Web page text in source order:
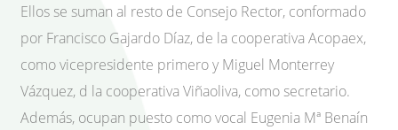
Ellos se suman al resto de Consejo Rector, conformado
por Francisco Gajardo Díaz, de la cooperativa Acopaex,
como vicepresidente primero y Miguel Monterrey
Vázquez, d la cooperativa Viñaoliva, como secretario.
Además, ocupan puesto como vocal Eugenia Mª Benaín